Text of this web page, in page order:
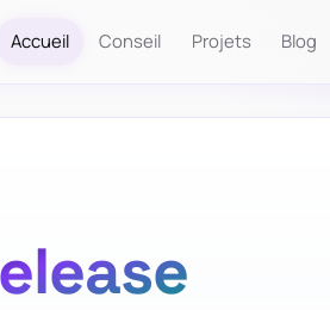
Accueil Conseil Projets Blog